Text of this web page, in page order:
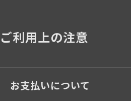
ご利用上の注意
お支払いについて